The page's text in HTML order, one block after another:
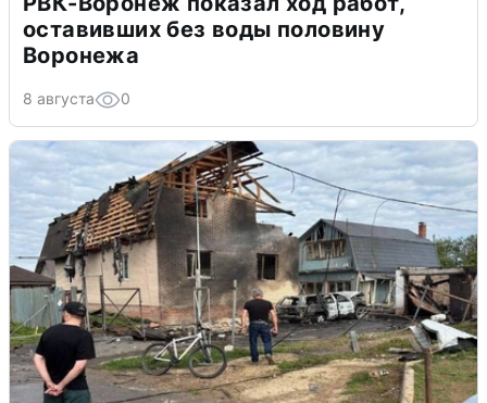
оставивших без воды половину
Воронежа
8 августа 0